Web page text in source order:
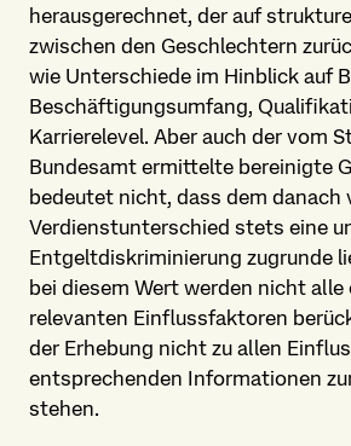
herausgerechnet, der auf
zwischen den Geschlechtern
wie Unterschiede im Hinblick auf
Beschäftigungs­umfang,
Karrierelevel. Aber auch der vom
Bundesamt ermittelte bereinigte
bedeutet nicht, dass dem danach
Verdienst­unterschied stets eine
Entgelt­diskriminierung zugrunde
bei diesem Wert werden nicht
relevanten Einfluss­faktoren
der Erhebung nicht zu allen
entsprechenden Informationen
stehen.